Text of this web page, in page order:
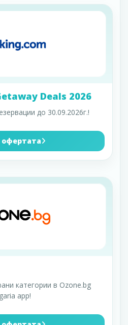
Deals 2026
до 30.09.2026г.!
категории в Ozone.bg
app!